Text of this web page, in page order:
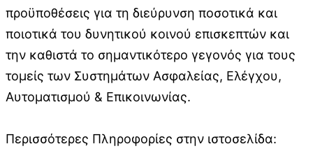
προϋποθέσεις για τη διεύρυνση ποσοτικά και
ποιοτικά του δυνητικού κοινού επισκεπτών και
την καθιστά το σημαντικότερο γεγονός για τους
τομείς των Συστημάτων Ασφαλείας, Ελέγχου,
Αυτοματισμού & Επικοινωνίας.
Περισσότερες Πληροφορίες στην ιστοσελίδα: